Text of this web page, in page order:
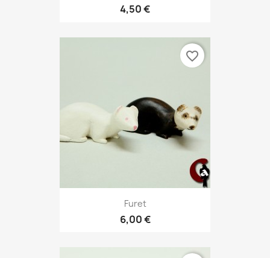
4,50 €
Furet
6,00 €
favorite_border